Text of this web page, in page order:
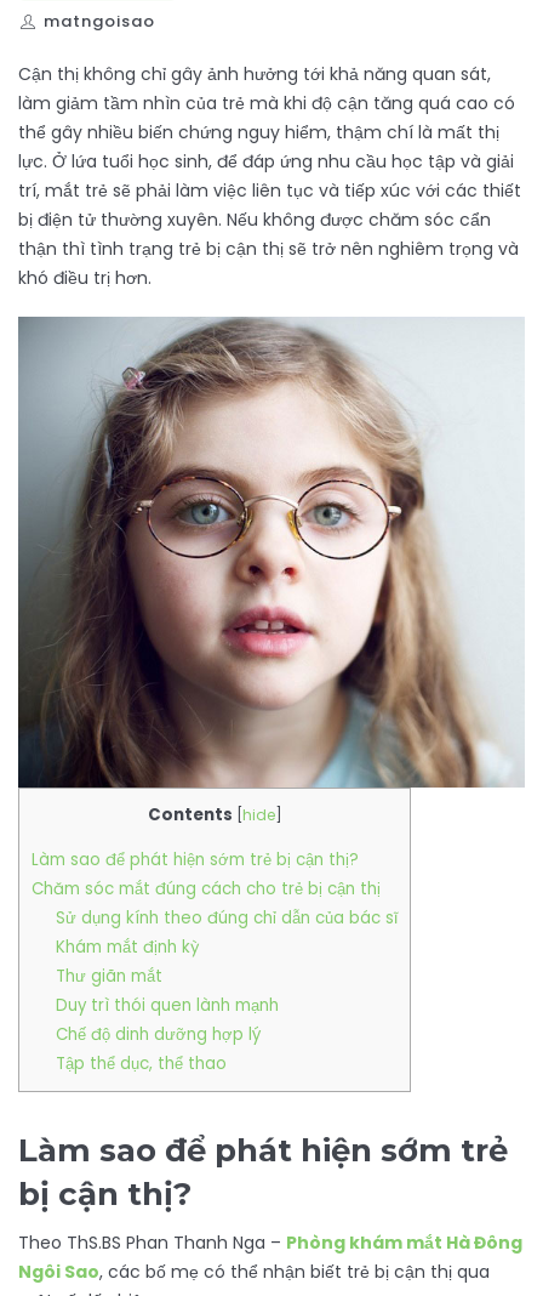
matngoisao
Cận thị không chỉ gây ảnh hưởng tới khả năng quan sát,
làm giảm tầm nhìn của trẻ mà khi độ cận tăng quá cao có
thể gây nhiều biến chứng nguy hiểm, thậm chí là mất thị
lực. Ở lứa tuổi học sinh, để đáp ứng nhu cầu học tập và giải
trí, mắt trẻ sẽ phải làm việc liên tục và tiếp xúc với các thiết
bị điện tử thường xuyên. Nếu không được chăm sóc cẩn
thận thì tình trạng trẻ bị cận thị sẽ trở nên nghiêm trọng và
khó điều trị hơn.
Contents hide]
Làm sao để phát hiện sớm trẻ bị cận thị?
Chăm sóc mắt đúng cách cho trẻ bị cận thị
Sử dụng kính theo đúng chỉ dẫn của bác sĩ
Khám mắt định kỳ
Thư giãn mắt
Duy trì thói quen lành mạnh
Chế độ dinh dưỡng hợp lý
Tập thể dục, thể thao
Làm sao để phát hiện sớm trẻ
bị cận thị?
Theo ThS.BS Phan Thanh Nga – Phòng khám mắt Hà Đông
Ngôi Sao, các bố mẹ có thể nhận biết trẻ bị cận thị qua